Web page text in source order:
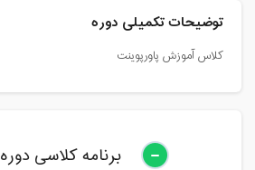
توضیحات تکمیلی دوره
کلاس آموزش پاورپوینت
برنامه کلاسی دوره